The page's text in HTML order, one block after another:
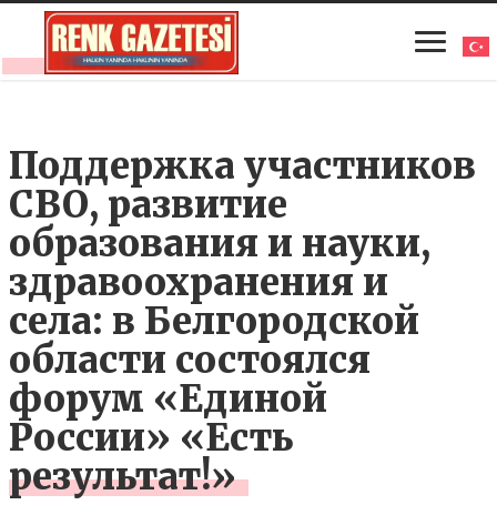
Поддержка участников
СВО, развитие
образования и науки,
здравоохранения и
села: в Белгородской
области состоялся
форум «Единой
России» «Есть
результат!»